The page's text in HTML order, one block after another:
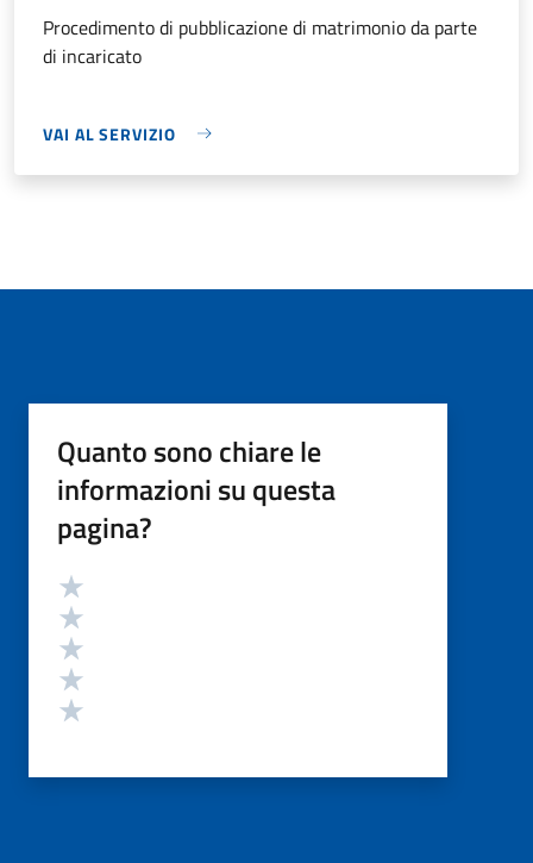
Procedimento di pubblicazione di matrimonio da parte
di incaricato
VAI AL SERVIZIO
Quanto sono chiare le
informazioni su questa
pagina?
Valutazione